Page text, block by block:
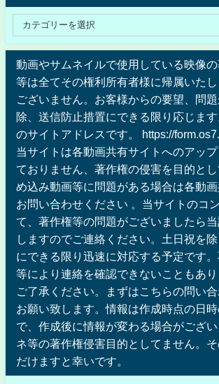
動画やサムネイルで使用している映像
等は全てその権利所有者様に帰属いた
ございません。お客様からの要望、問
除、送信防止措置にできる限り応じま
のサイトアドレスです。 https://
当サイトは各動画共有サイトへのアッ
ておりません、著作権の侵害を目的と
め込み動画等に問題がある場合は各動
お問い合わせください 。当サイトのコ
て、著作権等の問題がございましたら
しますのでご連絡ください。土日祝を
にできる限り迅速に対応する予定です
等により連絡を確認できないこともあり
ご了承ください。まずはこちらの問い
お願い致します。情報は作成時点の日
で、作成後に情報が変わる場合がござ
ネ等の著作権侵害目的としてません。
だけますと幸いです。